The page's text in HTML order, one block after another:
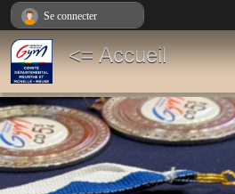
<= Accueil
Se connecter
Panneau de gestion des cookies